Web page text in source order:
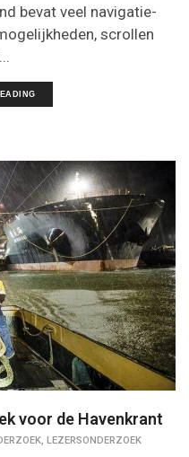
bevat veel navigatie-
scrollen
voor de Havenkrant
, LEZERSONDERZOEK